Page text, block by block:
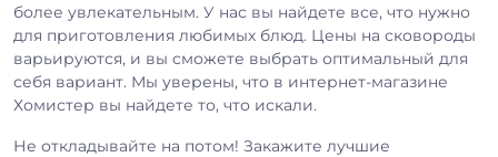
более увлекательным. У нас вы найдете все, что нужно
для приготовления любимых блюд. Цены на сковороды
варьируются, и вы сможете выбрать оптимальный для
себя вариант. Мы уверены, что в интернет-магазине
Хомистер вы найдете то, что искали.
Не откладывайте на потом! Закажите лучшие